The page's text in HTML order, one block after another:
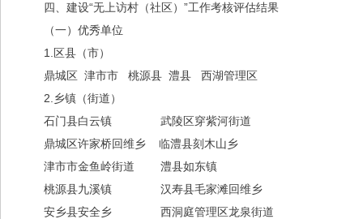
四、建设“无上访村（社区）”工作考核评估结果
（一）优秀单位
1.区县（市）
鼎城区 津市市 桃源县 澧县 西湖管理区
2.乡镇（街道）
石门县白云镇 武陵区穿紫河街道
鼎城区许家桥回维乡 临澧县刻木山乡
津市市金鱼岭街道 澧县如东镇
桃源县九溪镇 汉寿县毛家滩回维乡
安乡县安全乡 西洞庭管理区龙泉街道